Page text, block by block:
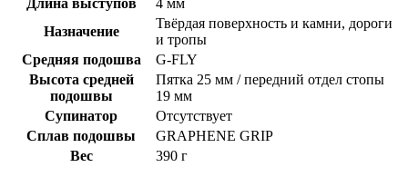
Назначение
Твёрдая поверхность и камни, дороги
и тропы
Средняя подошва
G-FLY
Высота средней
подошвы
Пятка 25 мм / передний отдел стопы
19 мм
Супинатор
Отсутствует
Сплав подошвы
GRAPHENE GRIP
Вес
390 г